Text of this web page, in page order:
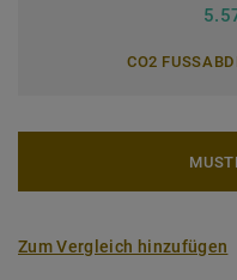
CO2
Zum Vergleich hinzufügen